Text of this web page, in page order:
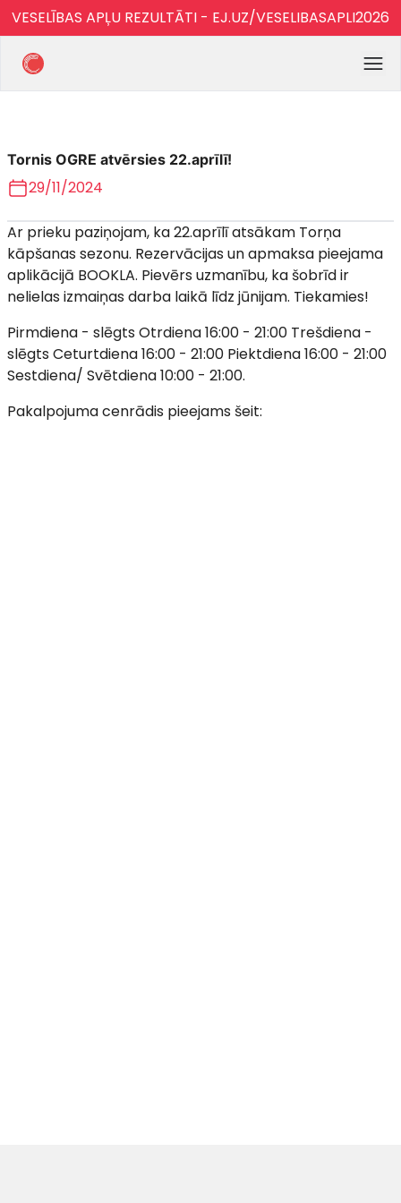
VESELĪBAS APĻU REZULTĀTI - EJ.UZ/VESELIBASAPLI2026
Tornis OGRE atvērsies 22.aprīlī!
29/11/2024
Ar prieku paziņojam, ka 22.aprīlī atsākam Torņa
kāpšanas sezonu. Rezervācijas un apmaksa pieejama
aplikācijā BOOKLA. Pievērs uzmanību, ka šobrīd ir
nelielas izmaiņas darba laikā līdz jūnijam. Tiekamies!
Pirmdiena - slēgts Otrdiena 16:00 - 21:00 Trešdiena -
slēgts Ceturtdiena 16:00 - 21:00 Piektdiena 16:00 - 21:00
Sestdiena/ Svētdiena 10:00 - 21:00.
Pakalpojuma cenrādis pieejams šeit: